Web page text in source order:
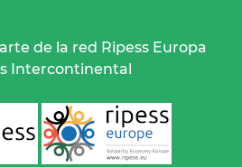
de la red Ripess Europa
Intercontinental